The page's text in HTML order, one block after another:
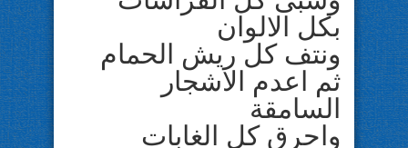
بكل الالوان
ونتف كل ريش الحمام
ثم اعدم الاشجار
السامقة
واحرق كل الغابات